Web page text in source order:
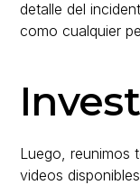
detalle del
como cualquier
Luego, reunimos
videos